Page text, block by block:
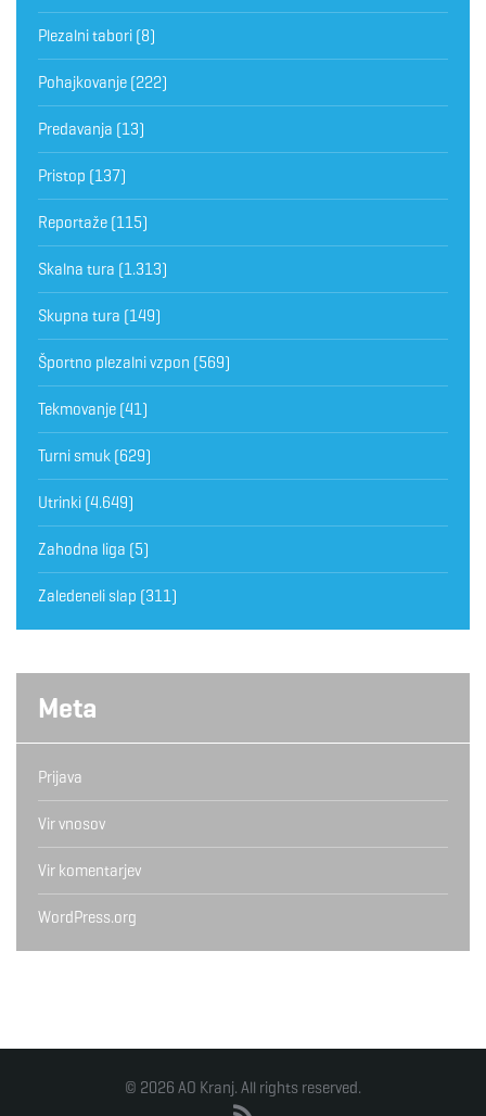
Plezalni tabori (8)
Pohajkovanje (222)
Predavanja (13)
Pristop (137)
Reportaže (115)
Skalna tura (1.313)
Skupna tura (149)
Športno plezalni vzpon (569)
Tekmovanje (41)
Turni smuk (629)
Utrinki (4.649)
Zahodna liga (5)
Zaledeneli slap (311)
Meta
Prijava
Vir vnosov
Vir komentarjev
WordPress.org
© 2026 AO Kranj. All rights reserved.